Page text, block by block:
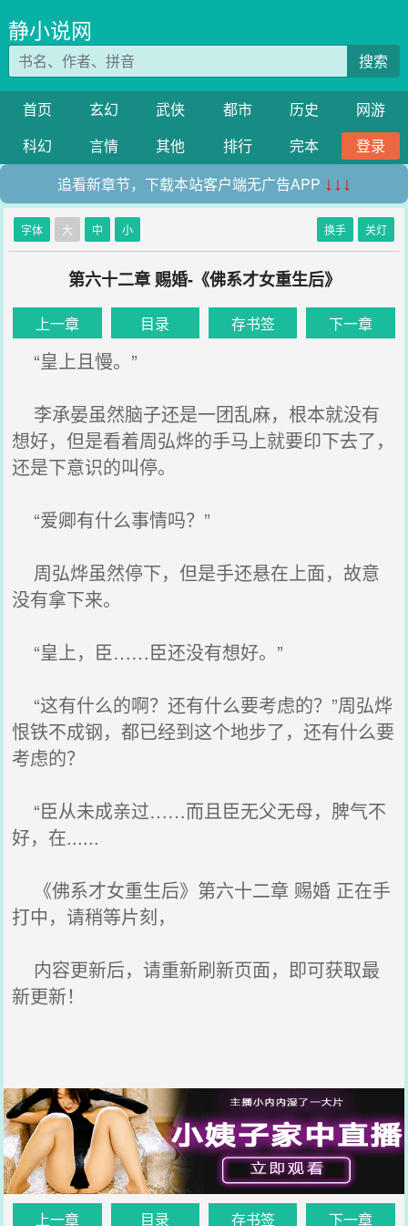
静小说网
搜索
首页 玄幻 武侠 都市 历史
网游
科幻
言情 其他 排行 完本
登录
追看新章节，下载本站客户端无广告APP ↓↓↓
字体 大 中 小 换手 关灯
第六十二章 赐婚-《佛系才女重生后》
上一章 目录 存书签 下一章
“皇上且慢。”
李承晏虽然脑子还是一团乱麻，根本就没有
想好，但是看着周弘烨的手马上就要印下去了，
还是下意识的叫停。
“爱卿有什么事情吗？”
周弘烨虽然停下，但是手还悬在上面，故意
没有拿下来。
“皇上，臣……臣还没有想好。”
“这有什么的啊？还有什么要考虑的？”周弘烨
恨铁不成钢，都已经到这个地步了，还有什么要
考虑的？
“臣从未成亲过……而且臣无父无母，脾气不
好，在......
《佛系才女重生后》第六十二章 赐婚 正在手
打中，请稍等片刻，
内容更新后，请重新刷新页面，即可获取最
新更新！
上一章 目录 存书签 下一章